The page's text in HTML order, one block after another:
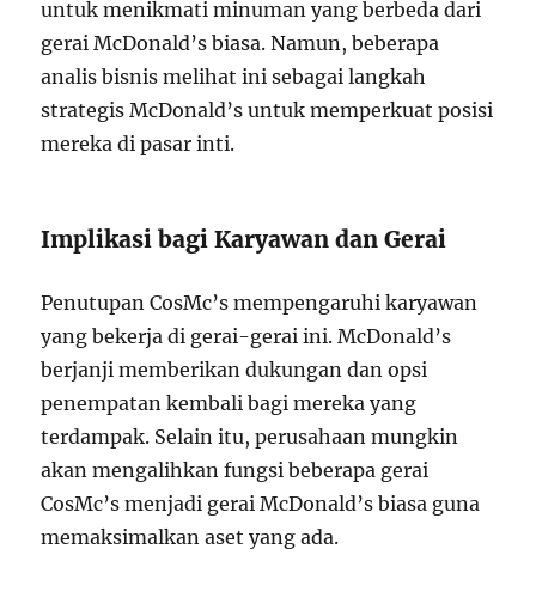
untuk menikmati minuman yang berbeda dari
gerai McDonald’s biasa. Namun, beberapa
analis bisnis melihat ini sebagai langkah
strategis McDonald’s untuk memperkuat posisi
mereka di pasar inti.
Implikasi bagi Karyawan dan Gerai
Penutupan CosMc’s mempengaruhi karyawan
yang bekerja di gerai-gerai ini. McDonald’s
berjanji memberikan dukungan dan opsi
penempatan kembali bagi mereka yang
terdampak. Selain itu, perusahaan mungkin
akan mengalihkan fungsi beberapa gerai
CosMc’s menjadi gerai McDonald’s biasa guna
memaksimalkan aset yang ada.